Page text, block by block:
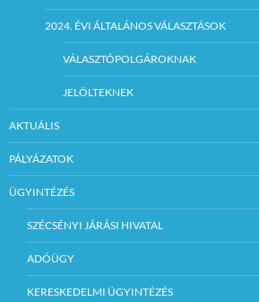
2024. ÉVI ÁLTALÁNOS VÁLASZTÁSOK
VÁLASZTÓPOLGÁROKNAK
JELÖLTEKNEK
AKTUÁLIS
PÁLYÁZATOK
ÜGYINTÉZÉS
SZÉCSÉNYI JÁRÁSI HIVATAL
ADÓÜGY
KERESKEDELMI ÜGYINTÉZÉS